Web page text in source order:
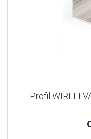
Profil WIRELI